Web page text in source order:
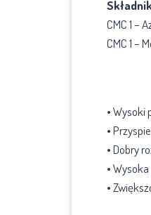
CMC 1 –
CMC 1 –
• Wysoki
•
• Dobry
•
•